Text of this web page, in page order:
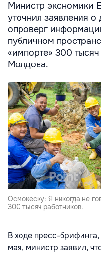
Министр экономики
уточнил заявления
опроверг
публичном
«импорте» 300
Молдова.
Осмокеску: Я никогда не
300 тысяч работников.
В ходе пресс-
мая, министр заявил,